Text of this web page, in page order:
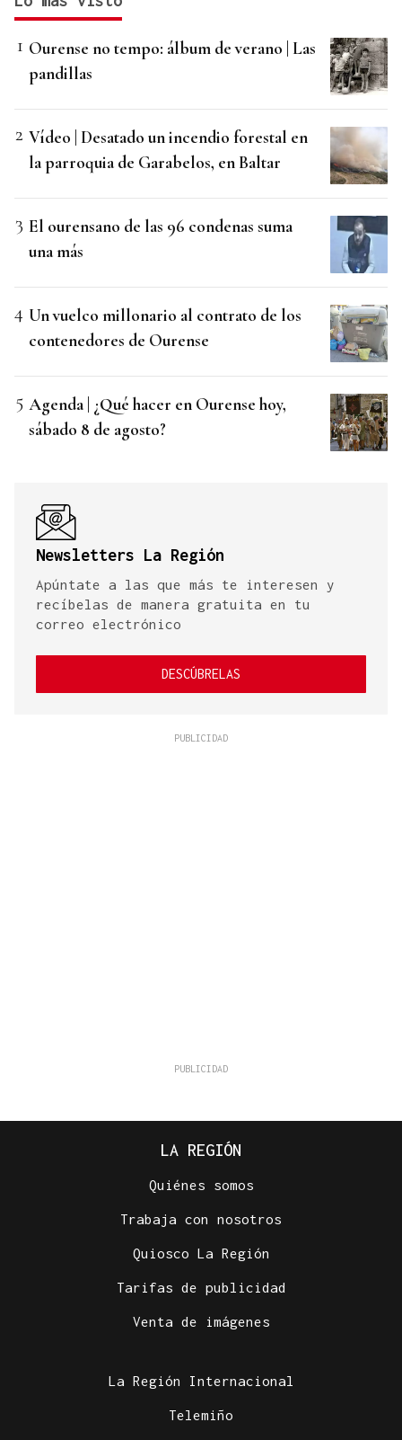
Ourense no tempo: álbum de verano | Las
pandillas
Vídeo | Desatado un incendio forestal en
la parroquia de Garabelos, en Baltar
El ourensano de las 96 condenas suma
una más
Un vuelco millonario al contrato de los
contenedores de Ourense
Agenda | ¿Qué hacer en Ourense hoy,
sábado 8 de agosto?
Newsletters La Región
Apúntate a las que más te interesen y
recíbelas de manera gratuita en tu
correo electrónico
DESCÚBRELAS
LA REGIÓN
Quiénes somos
Trabaja con nosotros
Quiosco La Región
Tarifas de publicidad
Venta de imágenes
La Región Internacional
Telemiño